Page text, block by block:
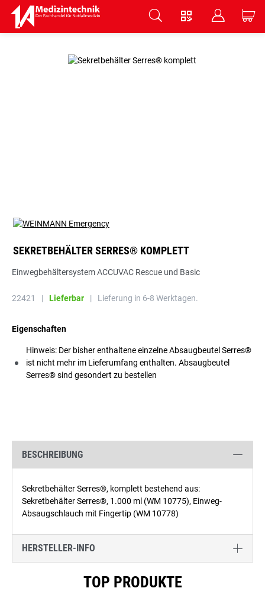
V B C
SEKRETBEHÄLTER SERRES® KOMPLETT
Einwegbehältersystem ACCUVAC Rescue und Basic
22421 | Lieferbar | Lieferung in 6-8 Werktagen.
Eigenschaften
Hinweis: Der bisher enthaltene einzelne Absaugbeutel Serres®
ist nicht mehr im Lieferumfang enthalten. Absaugbeutel
Serres® sind gesondert zu bestellen
BESCHREIBUNG
Sekretbehälter Serres®, komplett bestehend aus:
Sekretbehälter Serres®, 1.000 ml (WM 10775), Einweg-
Absaugschlauch mit Fingertip (WM 10778)
HERSTELLER-INFO
TOP PRODUKTE